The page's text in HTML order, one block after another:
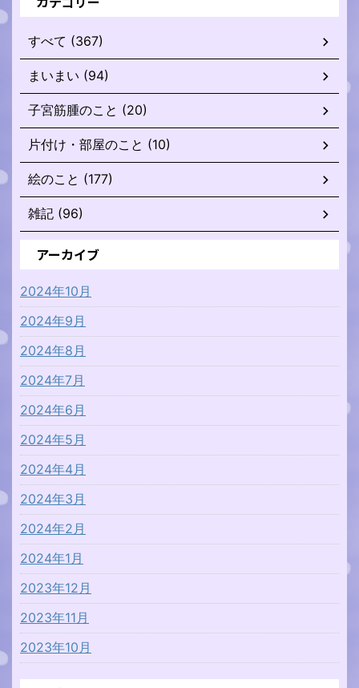
すべて (367)
まいまい (94)
子宮筋腫のこと (20)
片付け・部屋のこと (10)
絵のこと (177)
雑記 (96)
アーカイブ
2024年10月
2024年9月
2024年8月
2024年7月
2024年6月
2024年5月
2024年4月
2024年3月
2024年2月
2024年1月
2023年12月
2023年11月
2023年10月